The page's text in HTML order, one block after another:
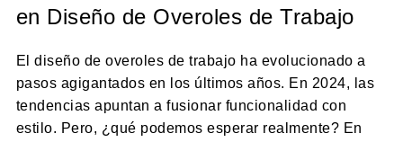
en Diseño de Overoles de Trabajo
El diseño de overoles de trabajo ha evolucionado a
pasos agigantados en los últimos años. En 2024, las
tendencias apuntan a fusionar funcionalidad con
estilo. Pero, ¿qué podemos esperar realmente? En